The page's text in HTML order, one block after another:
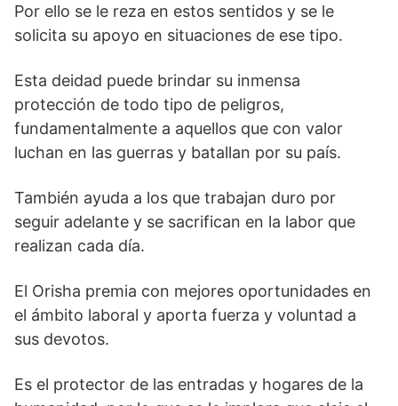
Por ello se le reza en estos sentidos y se le
solicita su apoyo en situaciones de ese tipo.
Esta deidad puede brindar su inmensa
protección de todo tipo de peligros,
fundamentalmente a aquellos que con valor
luchan en las guerras y batallan por su país.
También ayuda a los que trabajan duro por
seguir adelante y se sacrifican en la labor que
realizan cada día.
El Orisha premia con mejores oportunidades en
el ámbito laboral y aporta fuerza y voluntad a
sus devotos.
Es el protector de las entradas y hogares de la